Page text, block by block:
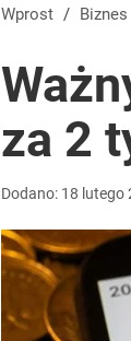
Wprost / Biznes
za 2
Dodano: 18 lutego